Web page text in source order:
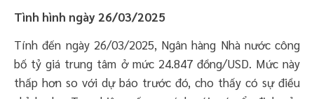
Tình hình ngày 26/03/2025
Tính đến ngày 26/03/2025, Ngân hàng Nhà nước công
bố tỷ giá trung tâm ở mức 24.847 đồng/USD. Mức này
thấp hơn so với dự báo trước đó, cho thấy có sự điều